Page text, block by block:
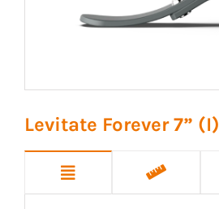
Levitate Forever 7” (I)